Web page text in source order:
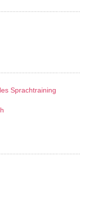
Sprachtraining